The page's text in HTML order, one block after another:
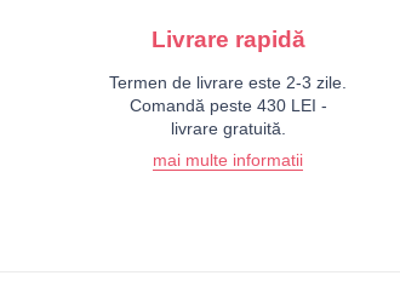
Livrare rapidă
Termen de livrare este 2-3 zile.
Comandă peste 430 LEI -
livrare gratuită.
mai multe informatii